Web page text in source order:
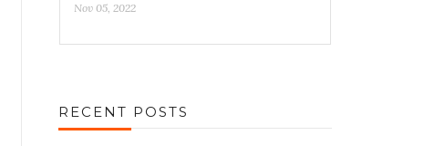
Nov 05, 2022
RECENT POSTS